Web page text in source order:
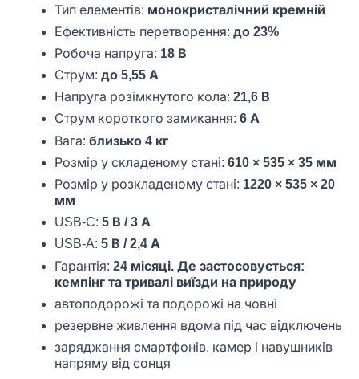
Тип елементів: монокристалічний кремній
Ефективність перетворення: до 23%
Робоча напруга: 18 В
Струм: до 5,55 А
Напруга розімкнутого кола: 21,6 В
Струм короткого замикання: 6 А
Вага: близько 4 кг
Розмір у складеному стані: 610 × 535 × 35 мм
Розмір у розкладеному стані: 1220 × 535 × 20
мм
USB-C: 5 В / 3 А
USB-A: 5 В / 2,4 А
Гарантія: 24 місяці. Де застосовується:
кемпінг та тривалі виїзди на природу
автоподорожі та подорожі на човні
резервне живлення вдома під час відключень
заряджання смартфонів, камер і навушників
напряму від сонця